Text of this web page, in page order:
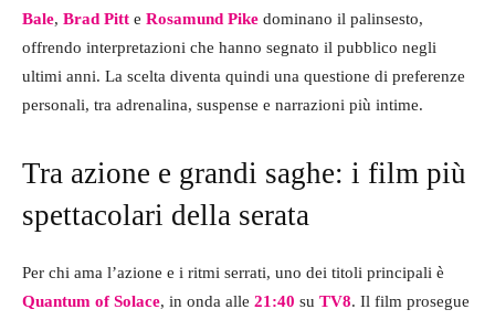
Bale, Brad Pitt e Rosamund Pike dominano il palinsesto,
offrendo interpretazioni che hanno segnato il pubblico negli
ultimi anni. La scelta diventa quindi una questione di preferenze
personali, tra adrenalina, suspense e narrazioni più intime.
Tra azione e grandi saghe: i film più
spettacolari della serata
Per chi ama l’azione e i ritmi serrati, uno dei titoli principali è
Quantum of Solace, in onda alle 21:40 su TV8. Il film prosegue